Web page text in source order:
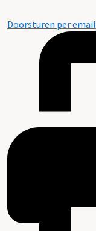
Doorsturen per email